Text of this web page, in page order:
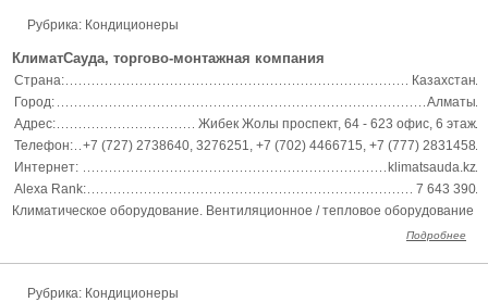
Рубрика: Кондиционеры
КлиматСауда, торгово-монтажная компания
Страна:
Казахстан
Город:
Алматы
Адрес:
Жибек Жолы проспект, 64 - 623 офис, 6 этаж
Телефон:
+7 (727) 2738640, 3276251, +7 (702) 4466715, +7 (777) 2831458
Интернет:
klimatsauda.kz
Alexa Rank:
7 643 390
Климатическое оборудование. Вентиляционное / тепловое оборудование
Подробнее
Рубрика: Кондиционеры